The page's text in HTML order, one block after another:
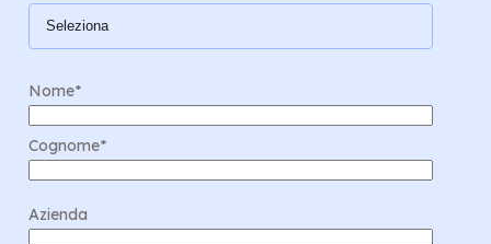
Nome*
Cognome*
Azienda